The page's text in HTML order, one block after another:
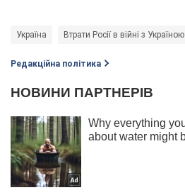
Україна Втрати Росії в війні з Україною
Редакційна політика